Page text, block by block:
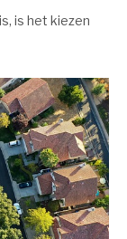
is het kiezen